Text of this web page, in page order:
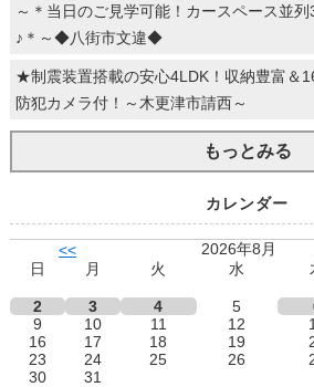
～＊当日のご見学可能！カースペース並
♪＊～◆八街市文違◆
★制震装置搭載の安心4LDK！収納豊富＆
防犯カメラ付！～木更津市請西～
もっとみる
カレンダー
<<
2026年8月
日
月 火 水
2
3 4 5
9
10 11 12
16
17 18 19
23
24 25 26
30
31